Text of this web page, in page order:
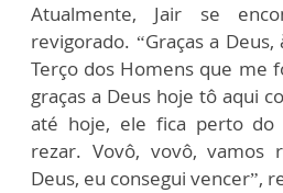
Atualmente, Jair se
revigorado. “Graças a
Terço dos Homens que me
graças a Deus hoje tô aqui
até hoje, ele fica perto do
rezar. Vovô, vovô, vamos
Deus, eu consegui vencer”,